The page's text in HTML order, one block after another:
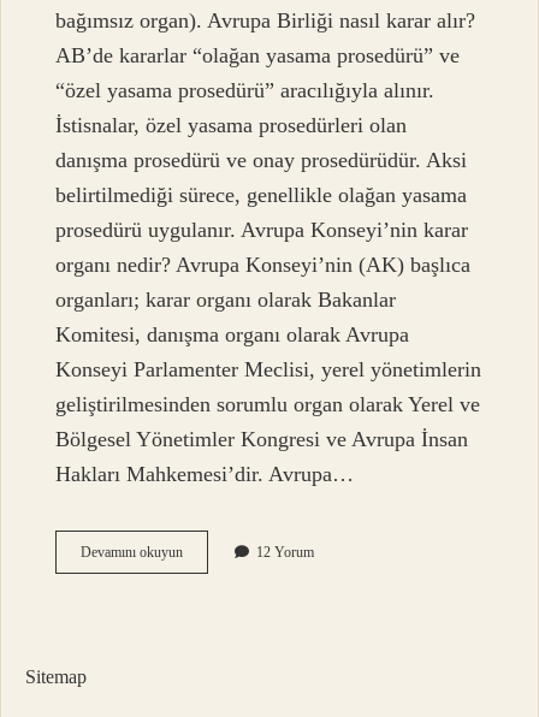
bağımsız organ). Avrupa Birliği nasıl karar alır?
AB’de kararlar “olağan yasama prosedürü” ve
“özel yasama prosedürü” aracılığıyla alınır.
İstisnalar, özel yasama prosedürleri olan
danışma prosedürü ve onay prosedürüdür. Aksi
belirtilmediği sürece, genellikle olağan yasama
prosedürü uygulanır. Avrupa Konseyi’nin karar
organı nedir? Avrupa Konseyi’nin (AK) başlıca
organları; karar organı olarak Bakanlar
Komitesi, danışma organı olarak Avrupa
Konseyi Parlamenter Meclisi, yerel yönetimlerin
geliştirilmesinden sorumlu organ olarak Yerel ve
Bölgesel Yönetimler Kongresi ve Avrupa İnsan
Hakları Mahkemesi’dir. Avrupa…
Devamını okuyunHangisi
Avrupa
12 Yorum
Sitemap